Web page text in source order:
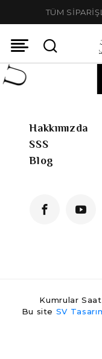
TÜM
Hakkımızda
SSS
Blog
Kumrular
Bu site SV